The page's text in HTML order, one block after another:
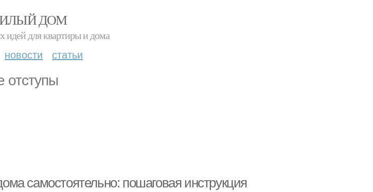
ДОМ
идей для квартиры и дома
новости статьи
отступы
самостоятельно: пошаговая инструкция